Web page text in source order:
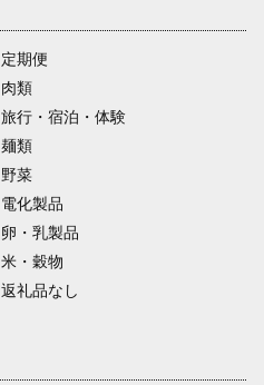
定期便
肉類
旅行・宿泊・体験
麺類
野菜
電化製品
卵・乳製品
米・穀物
返礼品なし